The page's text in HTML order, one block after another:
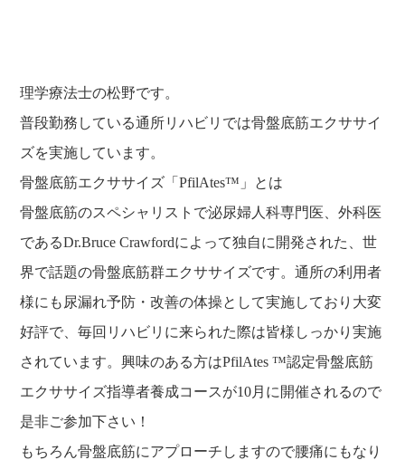
理学療法士の松野です。
普段勤務している通所リハビリでは骨盤底筋エクササイ
ズを実施しています。
骨盤底筋エクササイズ「PfilAtes™ 」とは
骨盤底筋のスペシャリストで泌尿婦人科専門医、外科医
であるDr.Bruce Crawfordによって独自に開発された、世
界で話題の骨盤底筋群エクササイズです。通所の利用者
様にも尿漏れ予防・改善の体操として実施しており大変
好評で、毎回リハビリに来られた際は皆様しっかり実施
されています。興味のある方はPfilAtes™認定骨盤底筋
エクササイズ指導者養成コースが10月に開催されるので
是非ご参加下さい！
もちろん骨盤底筋にアプローチしますので腰痛にもなり